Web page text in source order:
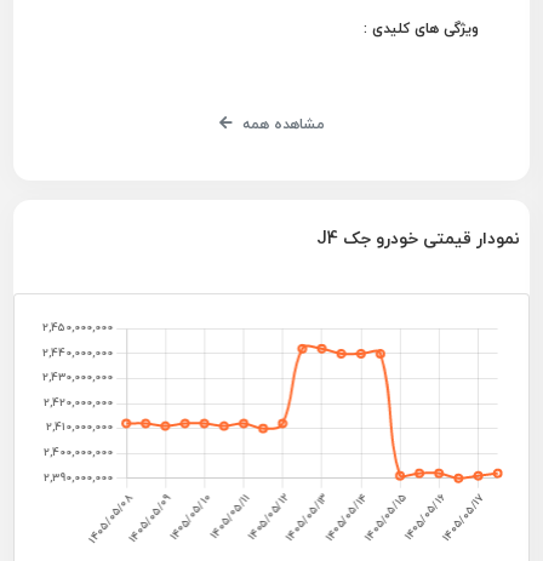
ویژگی های کلیدی :
مشاهده همه
نمودار قیمتی خودرو جک J4